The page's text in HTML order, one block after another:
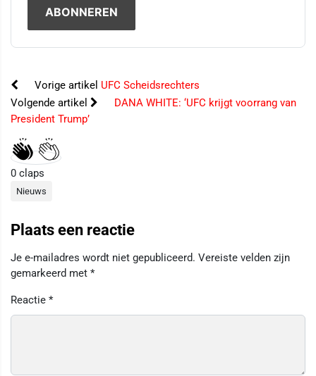
Vorige artikel UFC Scheidsrechters
Volgende artikel
DANA WHITE: ‘UFC krijgt voorrang van
President Trump’
0 claps
Nieuws
Plaats een reactie
Je e-mailadres wordt niet gepubliceerd. Vereiste velden zijn
gemarkeerd met *
Reactie *